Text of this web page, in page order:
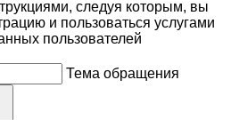
следуя которым, вы
и пользоваться услугами
пользователей
Тема обращения